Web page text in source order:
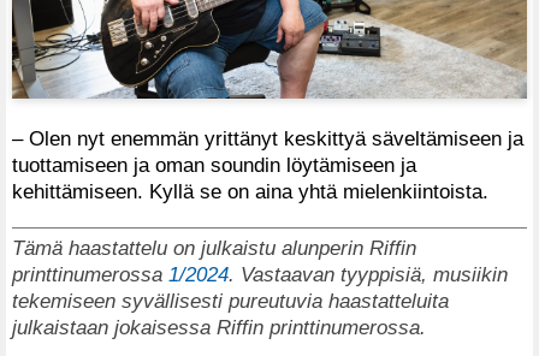
– Olen nyt enemmän yrittänyt keskittyä säveltämiseen ja
tuottamiseen ja oman soundin löytämiseen ja
kehittämiseen. Kyllä se on aina yhtä mielenkiintoista.
Tämä haastattelu on julkaistu alunperin Riffin
printtinumerossa 1/2024. Vastaavan tyyppisiä, musiikin
tekemiseen syvällisesti pureutuvia haastatteluita
julkaistaan jokaisessa Riffin printtinumerossa.